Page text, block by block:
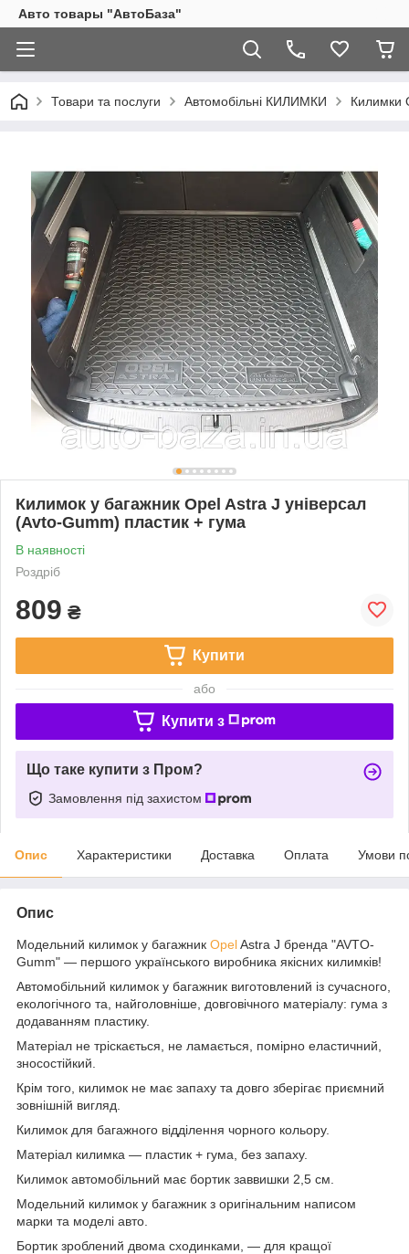
Авто товары "АвтоБаза"
Товари та послуги Автомобільні КИЛИМКИ Килимки
Килимок у багажник Opel Astra J універсал
(Avto-Gumm) пластик + гума
В наявності
Роздріб
809 ₴
Купити
або
Купити з
Що таке купити з Пром?
Замовлення під захистом
Опис Характеристики Доставка Оплата Умови
Опис
Модельний килимок у багажник OpelAstra J бренда "AVTO-
Gumm" — першого українського виробника якісних килимків!
Автомобільний килимок у багажник виготовлений із сучасного,
екологічного та, найголовніше, довговічного матеріалу: гума з
додаванням пластику.
Матеріал не тріскається, не ламається, помірно еластичний,
зносостійкий.
Крім того, килимок не має запаху та довго зберігає приємний
зовнішній вигляд.
Килимок для багажного відділення чорного кольору.
Матеріал килимка — пластик + гума, без запаху.
Килимок автомобільний має бортик заввишки 2,5 см.
Модельний килимок у багажник з оригінальним написом
марки та моделі авто.
Бортик зроблений двома сходинками, — для кращої